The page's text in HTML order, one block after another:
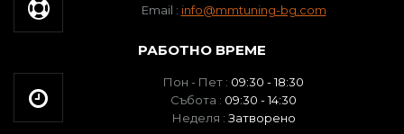
Email : info@mmtuning-bg.com
РАБОТНО ВРЕМЕ
Пон - Пет : 09:30 - 18:30
Събота : 09:30 - 14:30
Неделя : Затворено